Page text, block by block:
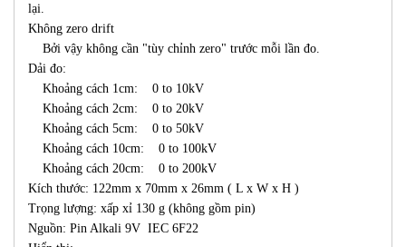
lại.
Không zero drift
Bởi vậy không cần "tùy chỉnh zero" trước mỗi lần đo.
Dải đo:
Khoảng cách 1cm: 0 to 10kV
Khoảng cách 2cm: 0 to 20kV
Khoảng cách 5cm: 0 to 50kV
Khoảng cách 10cm: 0 to 100kV
Khoảng cách 20cm: 0 to 200kV
Kích thước: 122mm x 70mm x 26mm ( L x W x H )
Trọng lượng: xấp xỉ 130 g (không gồm pin)
Nguồn: Pin Alkali 9V IEC 6F22